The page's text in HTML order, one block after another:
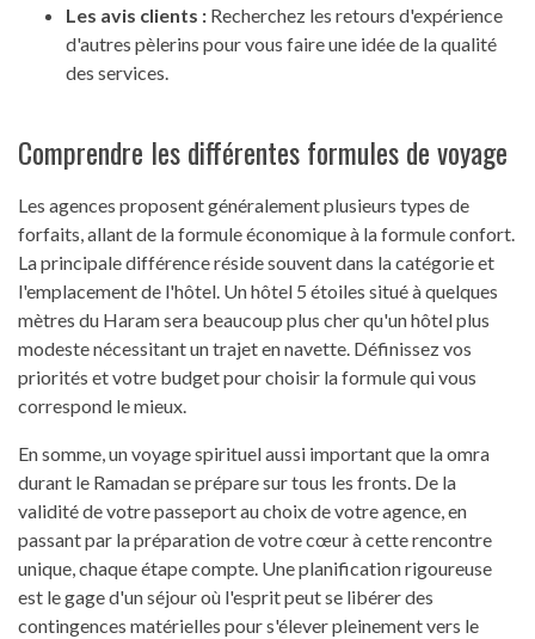
Les avis clients : Recherchez les retours d'expérience
d'autres pèlerins pour vous faire une idée de la qualité
des services.
Comprendre les différentes formules de voyage
Les agences proposent généralement plusieurs types de
forfaits, allant de la formule économique à la formule confort.
La principale différence réside souvent dans la catégorie et
l'emplacement de l'hôtel. Un hôtel 5 étoiles situé à quelques
mètres du Haram sera beaucoup plus cher qu'un hôtel plus
modeste nécessitant un trajet en navette. Définissez vos
priorités et votre budget pour choisir la formule qui vous
correspond le mieux.
En somme, un voyage spirituel aussi important que la omra
durant le Ramadan se prépare sur tous les fronts. De la
validité de votre passeport au choix de votre agence, en
passant par la préparation de votre cœur à cette rencontre
unique, chaque étape compte. Une planification rigoureuse
est le gage d'un séjour où l'esprit peut se libérer des
contingences matérielles pour s'élever pleinement vers le